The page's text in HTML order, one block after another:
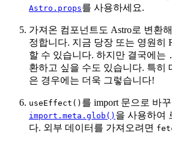
Astro.props를 사용하세요.
가져온 컴포넌트도 Astro로 변환
정합니다. 지금 당장 또는 영원히
할 수 있습니다. 하지만 결국에는
환하고 싶을 수도 있습니다. 특히
은 경우에는 더욱 그렇습니다!
useEffect() 를 import 문으로 바
import.meta.glob() 을 사용하여
다. 외부 데이터를 가져오려면